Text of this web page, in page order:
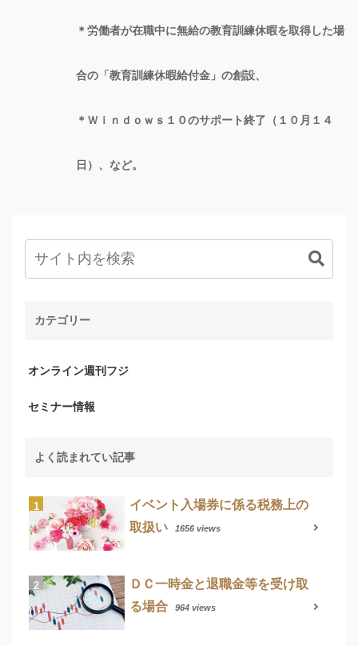
＊労働者が在職中に無給の教育訓練休暇を取得した場
合の「教育訓練休暇給付金」の創設、
＊Ｗｉｎｄｏｗｓ１０のサポート終了（１０月１４
日）、など。
カテゴリー
オンライン週刊フジ
セミナー情報
よく読まれてい記事
イベント入場券に係る税務上の
取扱い
1656 views
ＤＣ一時金と退職金等を受け取
る場合
964 views